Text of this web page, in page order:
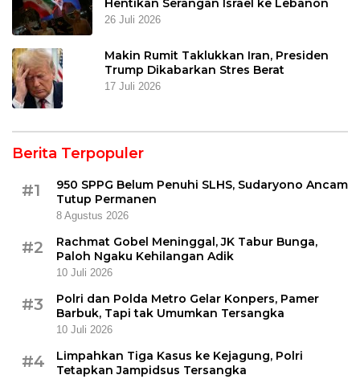
Hentikan Serangan Israel ke Lebanon
26 Juli 2026
Makin Rumit Taklukkan Iran, Presiden
Trump Dikabarkan Stres Berat
17 Juli 2026
Berita Terpopuler
#1
950 SPPG Belum Penuhi SLHS, Sudaryono Ancam
Tutup Permanen
8 Agustus 2026
#2
Rachmat Gobel Meninggal, JK Tabur Bunga,
Paloh Ngaku Kehilangan Adik
10 Juli 2026
#3
Polri dan Polda Metro Gelar Konpers, Pamer
Barbuk, Tapi tak Umumkan Tersangka
10 Juli 2026
#4
Limpahkan Tiga Kasus ke Kejagung, Polri
Tetapkan Jampidsus Tersangka